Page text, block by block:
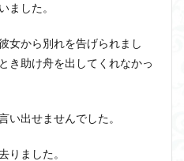
ました。
女から別れを告げられまし
き助け舟を出してくれなかっ
い出せませんでした。
りました。